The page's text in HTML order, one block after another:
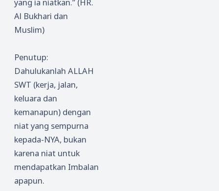
Al Bukhari dan
Muslim)
Penutup:
Dahulukanlah ALLAH
SWT (kerja, jalan,
keluara dan
kemanapun) dengan
niat yang sempurna
kepada-NYA, bukan
karena niat untuk
mendapatkan Imbalan
apapun.